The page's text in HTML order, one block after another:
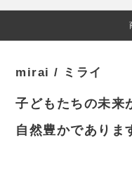
mirai / ミライ
子どもたちの未来
自然豊かでありま